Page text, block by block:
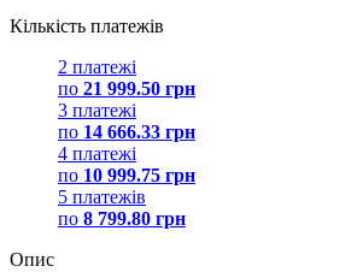
Кількість платежів
2 платежі
по 21 999.50 грн
3 платежі
по 14 666.33 грн
4 платежі
по 10 999.75 грн
5 платежів
по 8 799.80 грн
Опис